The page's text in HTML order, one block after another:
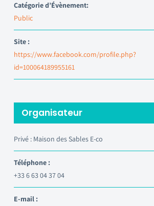
Catégorie d’Évènement:
Public
Site :
https://www.facebook.com/profile.php?
id=100064189955161
Organisateur
Privé : Maison des Sables E-co
Téléphone :
+33 6 63 04 37 04
E-mail :